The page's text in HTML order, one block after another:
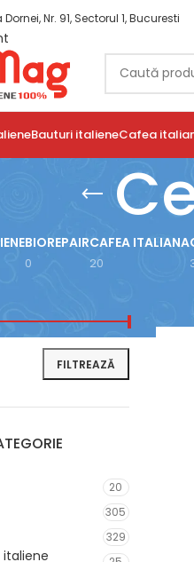
Nr. 91, Sectorul 1, Bucuresti
Bauturi italieneCafea
BIOREPAIR
0
CAFEA ITALIANA
20
FILTREAZĂ
20
305
329